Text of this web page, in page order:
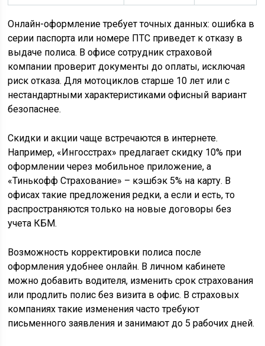
Онлайн-оформление требует точных данных: ошибка в
серии паспорта или номере ПТС приведет к отказу в
выдаче полиса. В офисе сотрудник страховой
компании проверит документы до оплаты, исключая
риск отказа. Для мотоциклов старше 10 лет или с
нестандартными характеристиками офисный вариант
безопаснее.
Скидки и акции чаще встречаются в интернете.
Например, «Ингосстрах» предлагает скидку 10% при
оформлении через мобильное приложение, а
«Тинькофф Страхование» – кэшбэк 5% на карту. В
офисах такие предложения редки, а если и есть, то
распространяются только на новые договоры без
учета КБМ.
Возможность корректировки полиса после
оформления удобнее онлайн. В личном кабинете
можно добавить водителя, изменить срок страхования
или продлить полис без визита в офис. В страховых
компаниях такие изменения часто требуют
письменного заявления и занимают до 5 рабочих дней.